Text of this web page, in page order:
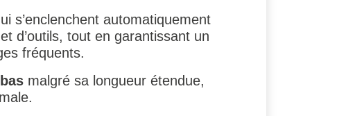
s’enclenchent automatiquement
d’outils, tout en garantissant un
fréquents.
malgré sa longueur étendue,